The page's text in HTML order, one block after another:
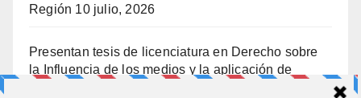
Región 10 julio, 2026
Presentan tesis de licenciatura en Derecho sobre
la Influencia de los medios y la aplicación de